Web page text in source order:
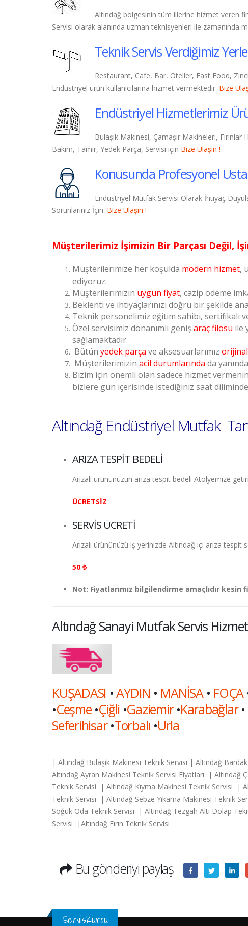
Altındağ bölgesinin tüm illerine hizmet veren
Servisi olarak alanında uzman teknisyenleri ile zamanında
Teknik Servis Verdiğimiz
Restaurant, Cafe, Bar, Oteller, Fast Food,
Endüstriyel ürün kullanıcılarına hizmet vermektedir. Bize
Endüstriyel Hizmetlerimiz
Bulaşık Makinesi, Çamaşır Makineleri,
Bakım, Tamir, Yedek Parça, Servisi için Bize Ulaşın !
Konusunda Profesyonel Usta
Endüstriyel Mutfak Servisi Olarak İhtiyaç
Sorunlarınız İçin. Bize Ulaşın !
Müşterilerimiz İşimizin Bir Parçası Değil,
Müşterilerimize her koşulda modern hizmet,
ediyoruz.
Müşterilerimizin uygun fiyat, cazip ödeme
Beklenti ve ihtiyaçlarınızı doğru bir şekilde
Teknik personelimiz eğitim sahibi, sertifikalı
Özel servisimiz donanımlı geniş araç filosu ile
sağlamaktadır.
Bütün yedek parça ve aksesuarlarımız
Müşterilerimizin acil durumlarında da
Bizim için önemli olan sadece hizmet vermenin
bizlere gün içerisinde istediğiniz saat
Altındağ Endüstriyel Mutfak
ARIZA TESPİT BEDELİ
Arızalı ürününüzün arıza tespit bedeli Atölyemize
ÜCRETSİZ
SERVİS ÜCRETİ
Arızalı ürününüzü iş yerinizde Altındağ içi arıza tespit
50 ₺
Not: Fiyatlarımız bilgilendirme amaçlıdır
Altındağ Sanayi Mutfak Servis
KUŞADASI •AYDIN • MANİSA• FOÇA
•Ceşme•Çiğli•Gaziemir•Karabağlar•
Seferihisar•Torbalı •Urla
| Altındağ Bulaşık Makinesi Teknik Servisi | Altındağ
Altındağ Ayran Makinesi Teknik Servisi Fiyatları |
Teknik Servisi | Altındağ Kıyma Makinesi Teknik Servisi |
Teknik Servisi | Altındağ Sebze Yıkama Makinesi Teknik
Soğuk Oda Teknik Servisi | Altındağ Tezgah Altı Dolap
Servisi |Altındağ Fırın Teknik Servisi
Bu gönderiyi paylaş
ServisKurdu